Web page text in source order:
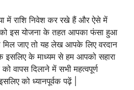
में राशि निवेश कर रखे हैं और ऐसे में
इस योजना के तहत आपका फंसा हुआ
जाए तो यह लेख आपके लिए वरदान
इसलिए के माध्यम से हम आपको सहारा
वापस दिलाने में सभी महत्वपूर्ण
को ध्यानपूर्वक पढ़ें |